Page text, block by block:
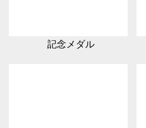
記念メダル